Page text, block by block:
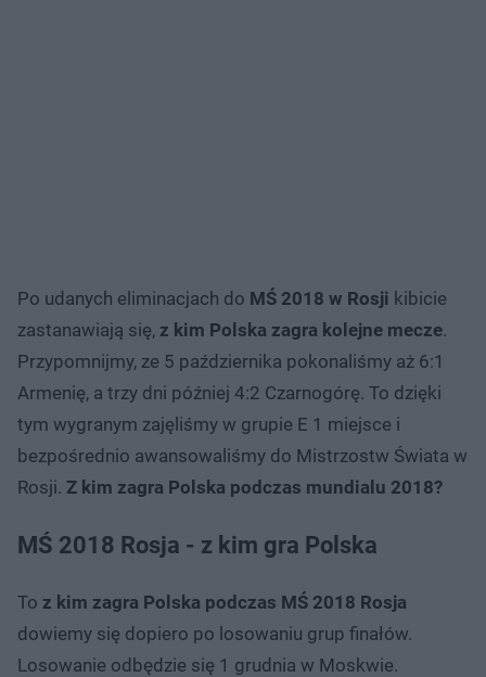
Po udanych eliminacjach do MŚ 2018 w Rosji kibicie
zastanawiają się, z kim Polska zagra kolejne mecze.
Przypomnijmy, ze 5 października pokonaliśmy aż 6:1
Armenię, a trzy dni później 4:2 Czarnogórę. To dzięki
tym wygranym zajęliśmy w grupie E 1 miejsce i
bezpośrednio awansowaliśmy do Mistrzostw Świata w
Rosji. Z kim zagra Polska podczas mundialu 2018?
MŚ 2018 Rosja - z kim gra Polska
To z kim zagra Polska podczas MŚ 2018 Rosja
dowiemy się dopiero po losowaniu grup finałów.
Losowanie odbędzie się 1 grudnia w Moskwie.